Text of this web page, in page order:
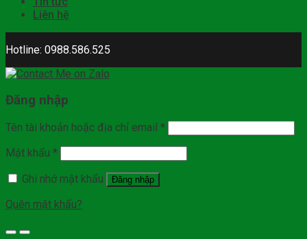
Liên hệ
Hotline: 0988.586.525
Đăng nhập
Tên tài khoản hoặc địa chỉ email *
Mật khẩu *
Ghi nhớ mật khẩu
Đăng nhập
Quên mật khẩu?